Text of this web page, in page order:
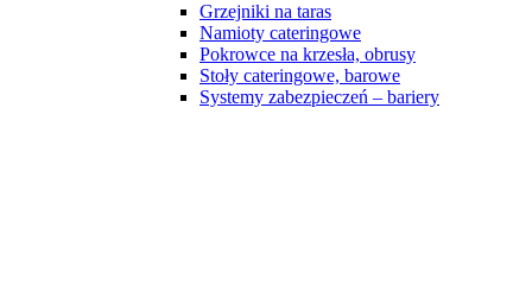
Grzejniki na taras
Namioty cateringowe
Pokrowce na krzesła, obrusy
Stoły cateringowe, barowe
Systemy zabezpieczeń – bariery